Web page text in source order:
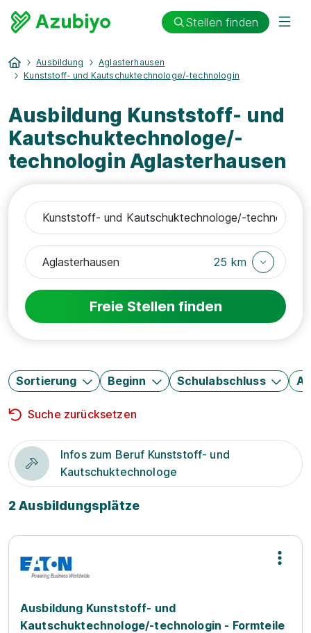
Stellen finden
Ausbildung
Aglasterhausen
Kunststoff- und Kautschuktechnologe/-technologin
Ausbildung Kunststoff- und
Kautschuktechnologe/-
technologin Aglasterhausen
25 km
Freie Stellen finden
Sortierung Beginn Schulabschluss
Suche zurücksetzen
Infos zum Beruf Kunststoff- und
Kautschuktechnologe
2 Ausbildungsplätze
Ausbildung Kunststoff- und
Kautschuktechnologe/-technologin - Formteile